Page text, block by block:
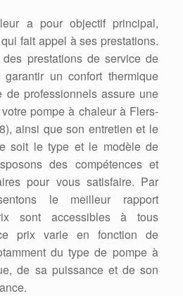
a pour objectif principal,
fait appel à ses prestations.
prestations de service de
un confort thermique
de professionnels assure une
pompe à chaleur à Flers-
ainsi que son entretien et le
soit le type et le modèle de
des compétences et
pour vous satisfaire. Par
le meilleur rapport
sont accessibles à tous
prix varie en fonction de
du type de pompe à
de sa puissance et de son